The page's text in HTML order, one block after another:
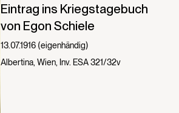
Eintrag ins Kriegstagebuch
von Egon Schiele
13.07.1916 (eigenhändig)
Albertina, Wien, Inv. ESA 321/32v